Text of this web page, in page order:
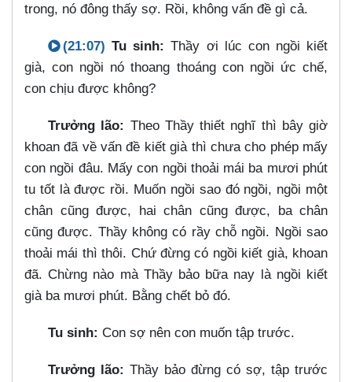
trong, nó đông thấy sợ. Rồi, không vấn đề gì cả.
(21:07) Tu sinh: Thầy ơi lúc con ngồi kiết
già, con ngồi nó thoang thoáng con ngồi ức chế,
con chịu được không?
Trưởng lão: Theo Thầy thiết nghĩ thì bây giờ
khoan đã về vấn đề kiết già thì chưa cho phép mấy
con ngồi đâu. Mấy con ngồi thoải mái ba mươi phút
tu tốt là được rồi. Muốn ngồi sao đó ngồi, ngồi một
chân cũng được, hai chân cũng được, ba chân
cũng được. Thầy không có rầy chỗ ngồi. Ngồi sao
thoải mái thì thôi. Chứ đừng có ngồi kiết già, khoan
đã. Chừng nào mà Thầy bảo bữa nay là ngồi kiết
già ba mươi phút. Bằng chết bỏ đó.
Tu sinh: Con sợ nên con muốn tập trước.
Trưởng lão: Thầy bảo đừng có sợ, tập trước